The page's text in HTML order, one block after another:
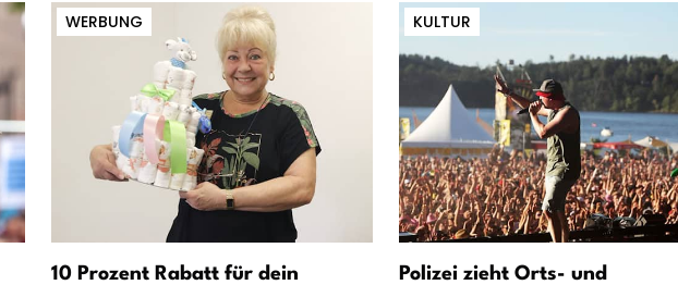
WERBUNG
10 Prozent Rabatt für dein
KULTUR
Polizei zieht Orts- und